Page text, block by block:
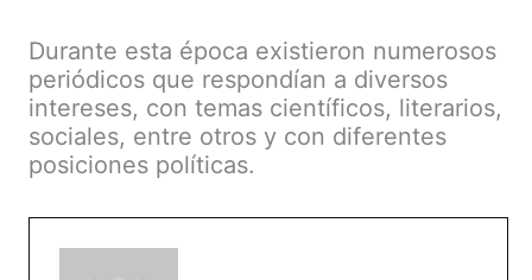
Durante esta época existieron numerosos
periódicos que respondían a diversos
intereses, con temas científicos, literarios,
sociales, entre otros y con diferentes
posiciones políticas.